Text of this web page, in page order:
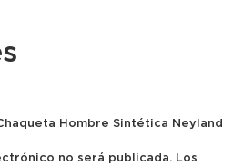
Hombre Sintética Neyland
no será publicada. Los